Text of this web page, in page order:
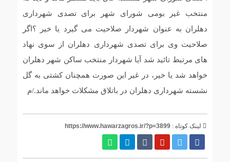
منتخب غیر بومی شورای شهر برای تصدی شهرداری
دهلران به عنوان شهردار صلاحیت می گیرد یا خیر ؟اگر
صلاحیت وی برای تصدی شهرداری دهلران از سوی نهاد
های مرتبط تائید شد آیا شهردار منتخب ساکن شهر دهلران
خواهد شد یا خیر، در غیر این صورت همچنان کشتی به گل
نشسته شهرداری دهلران در باتلاق مشکلات خواهد ماند./م
لینک کوتاه : https://www.hawarzagros.ir/?p=3899